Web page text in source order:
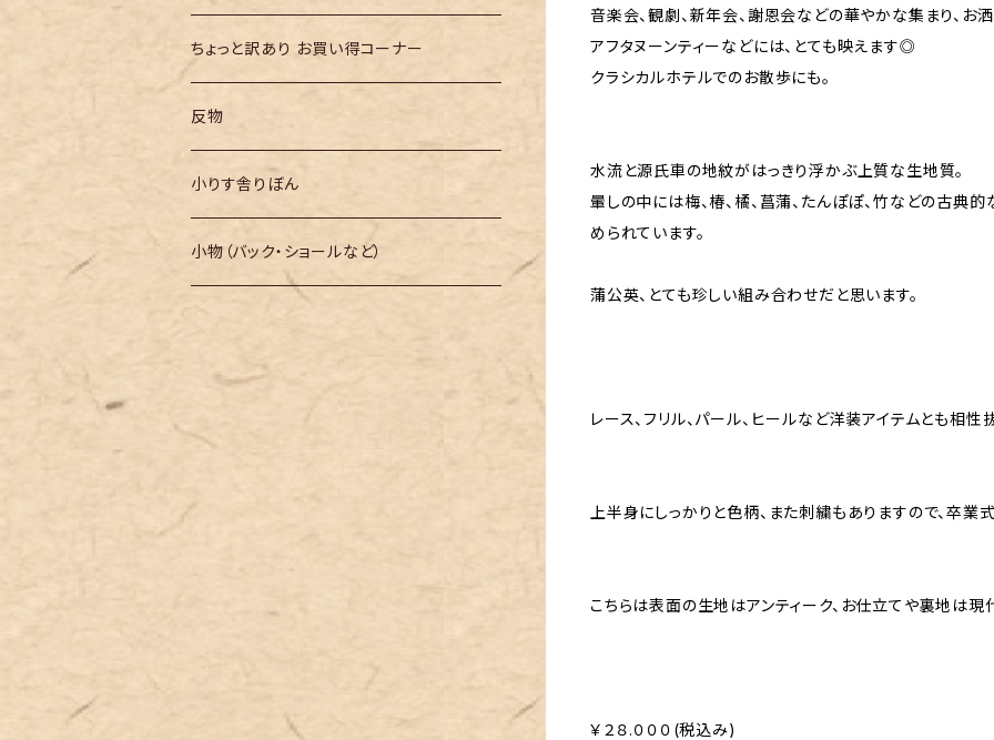
音楽会、観劇、新年会、謝恩会などの華やかな集まり、
アフタヌーンティーなどには、とても映えます◎
クラシカルホテルでのお散歩にも。
水流と源氏車の地紋がはっきり浮かぶ上質な生地質。
暈しの中には梅、椿、橘、菖蒲、たんぽぽ、竹などの古典
められています。
蒲公英、とても珍しい組み合わせだと思います。
レース、フリル、パール、ヒールなど洋装アイテムとも相
上半身にしっかりと色柄、また刺繍もありますので、卒
こちらは表面の生地はアンティーク、お仕立てや裏地は現
￥２８.０００(税込み)
ちょっと訳あり お買い得コーナー
反物
小りす舎りぼん
小物（バック・ショールなど）